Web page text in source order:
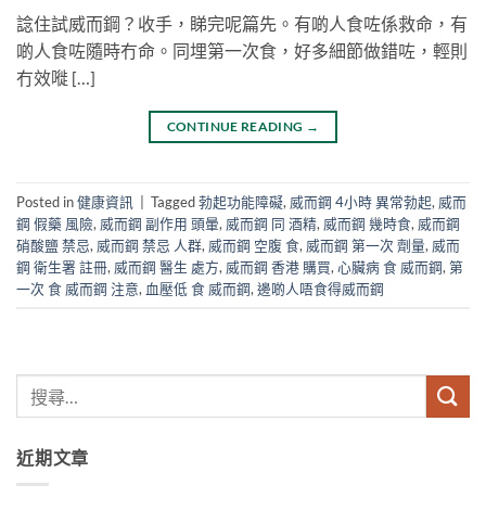
諗住試威而鋼？收手，睇完呢篇先。有啲人食咗係救命，有
啲人食咗隨時冇命。同埋第一次食，好多細節做錯咗，輕則
冇效嘥 […]
CONTINUE READING →
Posted in健康資訊 Tagged勃起功能障礙, 威而鋼 4小時 異常勃起, 威而
鋼 假藥 風險, 威而鋼 副作用 頭暈, 威而鋼 同 酒精, 威而鋼 幾時食, 威而鋼
硝酸鹽 禁忌, 威而鋼 禁忌 人群, 威而鋼 空腹 食, 威而鋼 第一次 劑量, 威而
鋼 衛生署 註冊, 威而鋼 醫生 處方, 威而鋼 香港 購買, 心臟病 食 威而鋼, 第
一次 食 威而鋼 注意, 血壓低 食 威而鋼, 邊啲人唔食得威而鋼
近期文章